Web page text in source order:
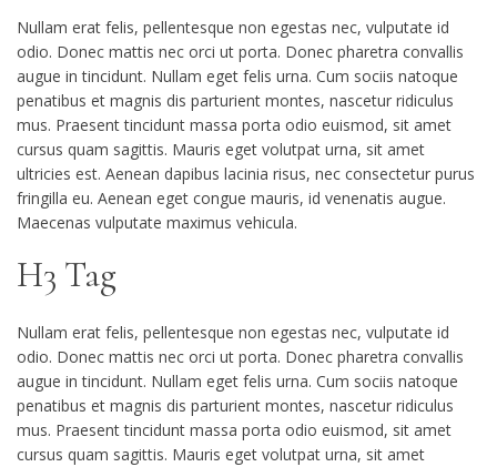
Nullam erat felis, pellentesque non egestas nec, vulputate id
odio. Donec mattis nec orci ut porta. Donec pharetra convallis
augue in tincidunt. Nullam eget felis urna. Cum sociis natoque
penatibus et magnis dis parturient montes, nascetur ridiculus
mus. Praesent tincidunt massa porta odio euismod, sit amet
cursus quam sagittis. Mauris eget volutpat urna, sit amet
ultricies est. Aenean dapibus lacinia risus, nec consectetur purus
fringilla eu. Aenean eget congue mauris, id venenatis augue.
Maecenas vulputate maximus vehicula.
H3 Tag
Nullam erat felis, pellentesque non egestas nec, vulputate id
odio. Donec mattis nec orci ut porta. Donec pharetra convallis
augue in tincidunt. Nullam eget felis urna. Cum sociis natoque
penatibus et magnis dis parturient montes, nascetur ridiculus
mus. Praesent tincidunt massa porta odio euismod, sit amet
cursus quam sagittis. Mauris eget volutpat urna, sit amet